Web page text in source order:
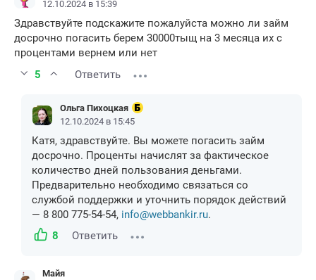
12.10.2024 в 15:39
Здравствуйте подскажите пожалуйста можно ли займ
досрочно погасить берем 30000тыщ на 3 месяца их с
процентами вернем или нет
5
Ответить
Ольга Пихоцкая
12.10.2024 в 15:45
Катя, здравствуйте. Вы можете погасить займ
досрочно. Проценты начислят за фактическое
количество дней пользования деньгами.
Предварительно необходимо связаться со
службой поддержки и уточнить порядок действий
— 8 800 775-54-54, info@webbankir.ru.
8
Ответить
Майя